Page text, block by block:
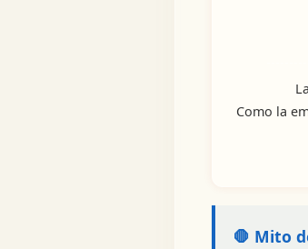
La
Como la
🛑 Mito